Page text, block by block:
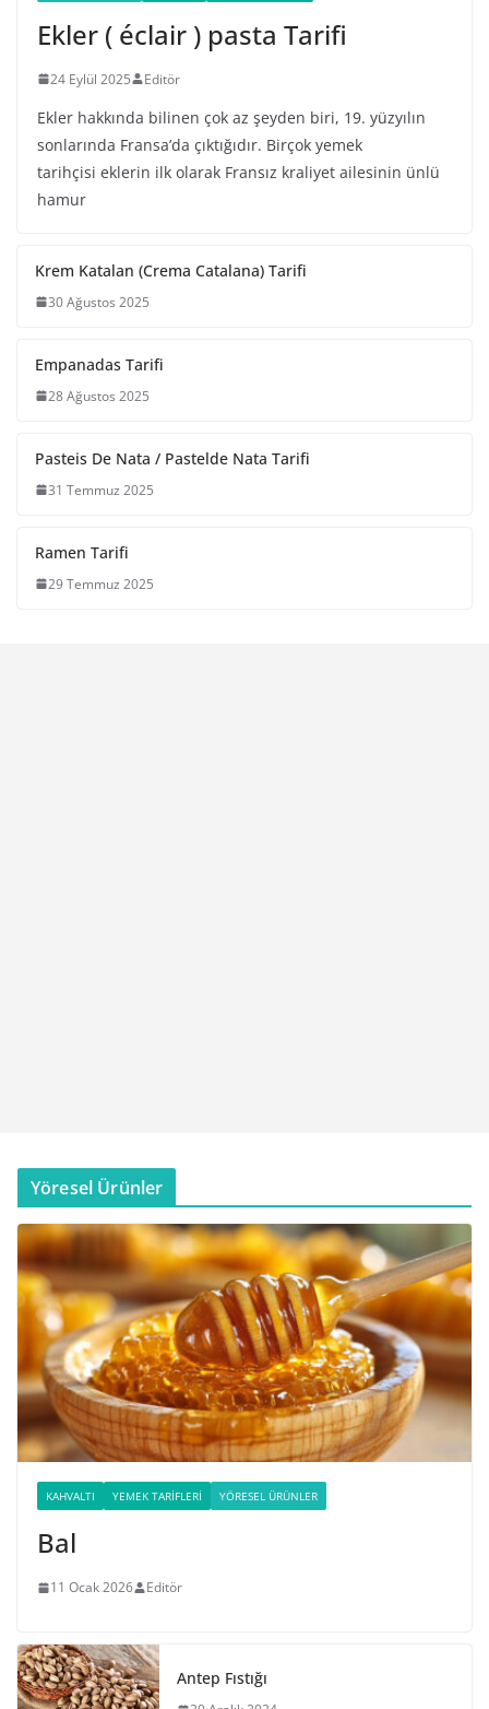
Ekler ( éclair ) pasta Tarifi
24 Eylül 2025 Editör
Ekler hakkında bilinen çok az şeyden biri, 19. yüzyılın
sonlarında Fransa’da çıktığıdır. Birçok yemek
tarihçisi eklerin ilk olarak Fransız kraliyet ailesinin ünlü
hamur
Krem Katalan (Crema Catalana) Tarifi
30 Ağustos 2025
Empanadas Tarifi
28 Ağustos 2025
Pasteis De Nata / Pastelde Nata Tarifi
31 Temmuz 2025
Ramen Tarifi
29 Temmuz 2025
Yöresel Ürünler
KAHVALTI YEMEK TARIFLERI YÖRESEL ÜRÜNLER
Bal
11 Ocak 2026 Editör
Antep Fıstığı